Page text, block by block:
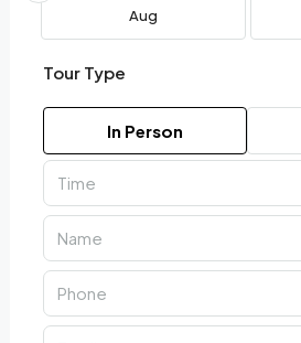
Aug
Tour Type
In Person
Time